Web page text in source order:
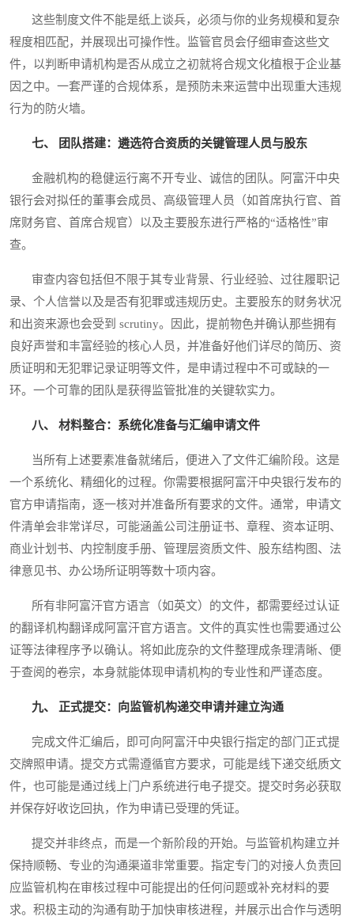
这些制度文件不能是纸上谈兵，必须与你的业务规模和复杂
程度相匹配，并展现出可操作性。监管官员会仔细审查这些文
件，以判断申请机构是否从成立之初就将合规文化植根于企业基
因之中。一套严谨的合规体系，是预防未来运营中出现重大违规
行为的防火墙。
七、 团队搭建：遴选符合资质的关键管理人员与股东
金融机构的稳健运行离不开专业、诚信的团队。阿富汗中央
银行会对拟任的董事会成员、高级管理人员（如首席执行官、首
席财务官、首席合规官）以及主要股东进行严格的“适格性”审
查。
审查内容包括但不限于其专业背景、行业经验、过往履职记
录、个人信誉以及是否有犯罪或违规历史。主要股东的财务状况
和出资来源也会受到 scrutiny。因此，提前物色并确认那些拥有
良好声誉和丰富经验的核心人员，并准备好他们详尽的简历、资
质证明和无犯罪记录证明等文件，是申请过程中不可或缺的一
环。一个可靠的团队是获得监管批准的关键软实力。
八、 材料整合：系统化准备与汇编申请文件
当所有上述要素准备就绪后，便进入了文件汇编阶段。这是
一个系统化、精细化的过程。你需要根据阿富汗中央银行发布的
官方申请指南，逐一核对并准备所有要求的文件。通常，申请文
件清单会非常详尽，可能涵盖公司注册证书、章程、资本证明、
商业计划书、内控制度手册、管理层资质文件、股东结构图、法
律意见书、办公场所证明等数十项内容。
所有非阿富汗官方语言（如英文）的文件，都需要经过认证
的翻译机构翻译成阿富汗官方语言。文件的真实性也需要通过公
证等法律程序予以确认。将如此庞杂的文件整理成条理清晰、便
于查阅的卷宗，本身就能体现申请机构的专业性和严谨态度。
九、 正式提交：向监管机构递交申请并建立沟通
完成文件汇编后，即可向阿富汗中央银行指定的部门正式提
交牌照申请。提交方式需遵循官方要求，可能是线下递交纸质文
件，也可能是通过线上门户系统进行电子提交。提交时务必获取
并保存好收讫回执，作为申请已受理的凭证。
提交并非终点，而是一个新阶段的开始。与监管机构建立并
保持顺畅、专业的沟通渠道非常重要。指定专门的对接人负责回
应监管机构在审核过程中可能提出的任何问题或补充材料的要
求。积极主动的沟通有助于加快审核进程，并展示出合作与透明